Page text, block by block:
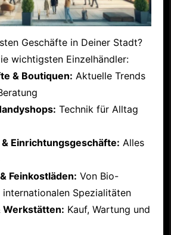
Geschäfte in Deiner Stadt?
wichtigsten Einzelhändler:
& Boutiquen: Aktuelle Trends
Technik für Alltag
Einrichtungsgeschäfte: Alles
Feinkostläden: Von Bio-
Spezialitäten
Werkstätten: Kauf, Wartung und